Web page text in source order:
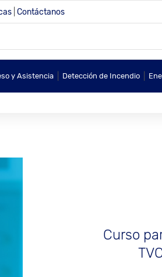
Contáctanos
y Asistencia Detección de Incendio
Curso